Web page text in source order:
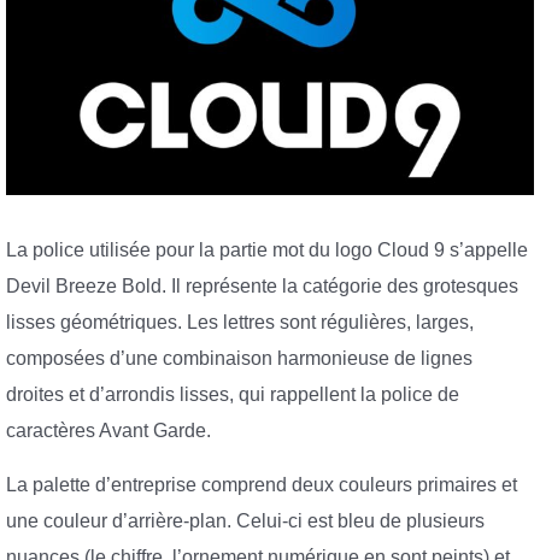
La police utilisée pour la partie mot du logo Cloud 9 s’appelle
Devil Breeze Bold. Il représente la catégorie des grotesques
lisses géométriques. Les lettres sont régulières, larges,
composées d’une combinaison harmonieuse de lignes
droites et d’arrondis lisses, qui rappellent la police de
caractères Avant Garde.
La palette d’entreprise comprend deux couleurs primaires et
une couleur d’arrière-plan. Celui-ci est bleu de plusieurs